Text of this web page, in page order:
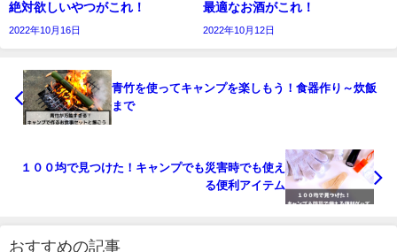
絶対欲しいやつがこれ！
2022年10月16日
最適なお酒がこれ！
2022年10月12日
青竹を使ってキャンプを楽しもう！食器作り～炊飯
まで
１００均で見つけた！キャンプでも災害時でも使え
る便利アイテム
おすすめの記事